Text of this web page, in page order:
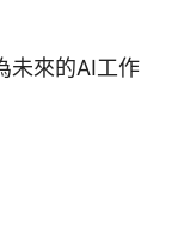
未來的AI工作